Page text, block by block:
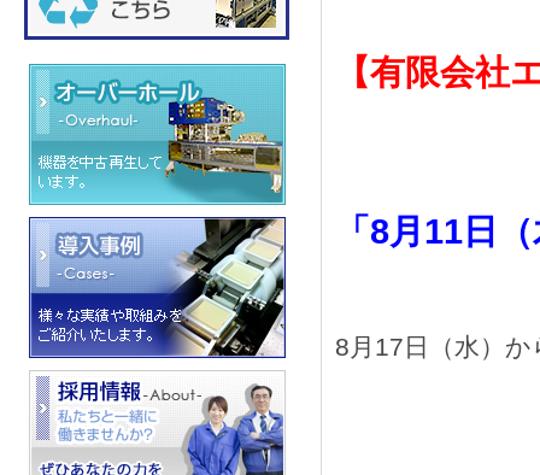
【有限会
「8月11日
8月17日（水）